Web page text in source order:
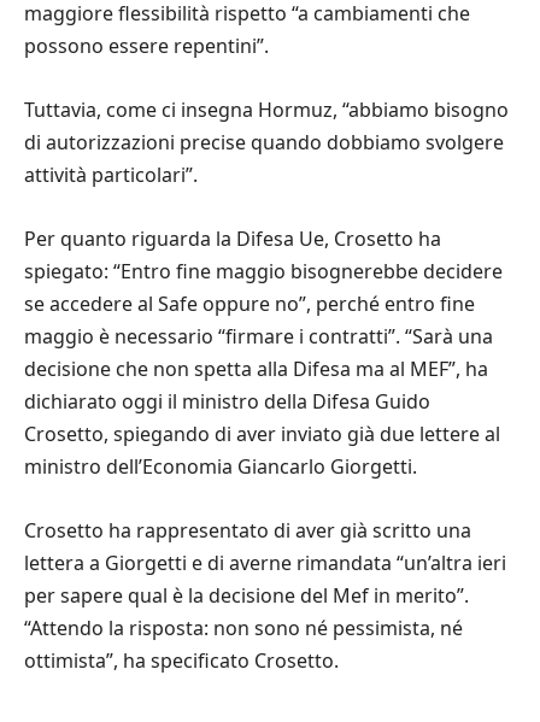
maggiore flessibilità rispetto “a cambiamenti che
possono essere repentini”.
Tuttavia, come ci insegna Hormuz, “abbiamo bisogno
di autorizzazioni precise quando dobbiamo svolgere
attività particolari”.
Per quanto riguarda la Difesa Ue, Crosetto ha
spiegato: “Entro fine maggio bisognerebbe decidere
se accedere al Safe oppure no”, perché entro fine
maggio è necessario “firmare i contratti”. “Sarà una
decisione che non spetta alla Difesa ma al MEF”, ha
dichiarato oggi il ministro della Difesa Guido
Crosetto, spiegando di aver inviato già due lettere al
ministro dell’Economia Giancarlo Giorgetti.
Crosetto ha rappresentato di aver già scritto una
lettera a Giorgetti e di averne rimandata “un’altra ieri
per sapere qual è la decisione del Mef in merito”.
“Attendo la risposta: non sono né pessimista, né
ottimista”, ha specificato Crosetto.